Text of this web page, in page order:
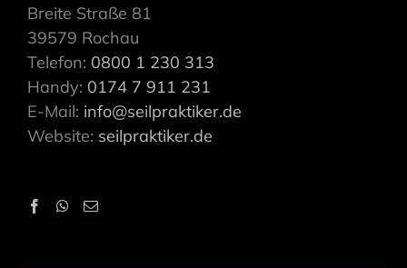
Breite Straße 81
39579 Rochau
Telefon: 0800 1 230 313
Handy: 0174 7 911 231
E-Mail: info@seilpraktiker.de
Website: seilpraktiker.de